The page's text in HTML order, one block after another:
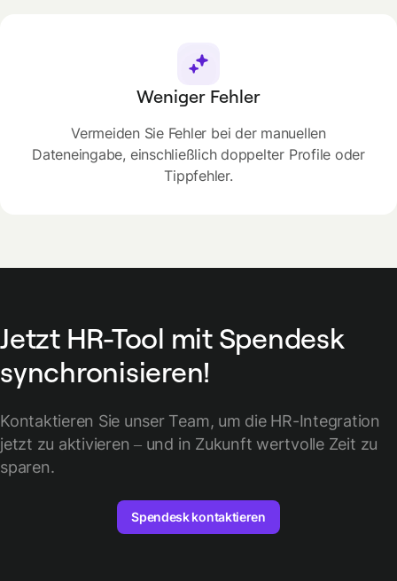
Weniger Fehler
Vermeiden Sie Fehler bei der manuellen
Dateneingabe, einschließlich doppelter Profile oder
Tippfehler.
Jetzt HR-Tool mit Spendesk
synchronisieren!
Kontaktieren Sie unser Team, um die HR-Integration
jetzt zu aktivieren – und in Zukunft wertvolle Zeit zu
sparen.
Spendesk kontaktieren